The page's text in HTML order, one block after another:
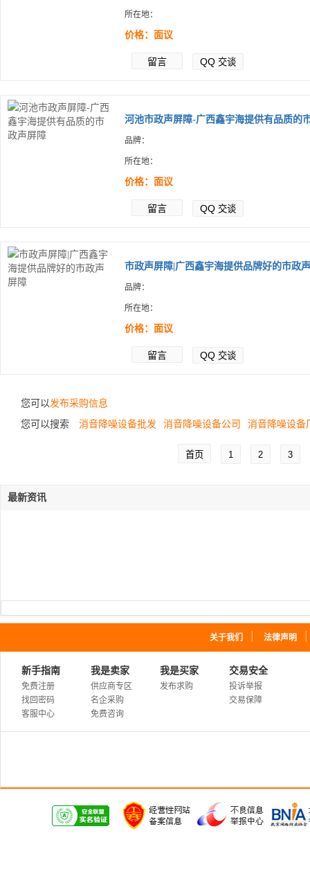
所在地：
价格：面议
留言 QQ 交谈
河池市政声屏障-广西鑫宇海提供有品质的
品牌：
所在地：
价格：面议
留言 QQ 交谈
市政声屏障|广西鑫宇海提供品牌好的市政
品牌：
所在地：
价格：面议
留言 QQ 交谈
您可以发布采购信息
您可以搜索
消音降噪设备批发 消音降噪设备公司 消音降噪设备
首页 1 2 3
最新资讯
关于我们 法律声明
新手指南
免费注册
找回密码
客服中心
我是卖家
供应商专区
名企采购
免费咨询
我是买家
发布求购
交易安全
投诉举报
交易保障